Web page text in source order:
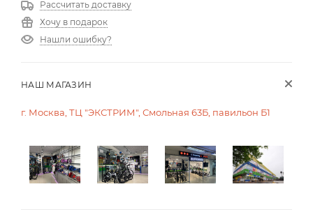
Рассчитать доставку
Хочу в подарок
Нашли ошибку?
НАШ МАГАЗИН
г. Москва, ТЦ "ЭКСТРИМ", Смольная 63Б, павильон Б1